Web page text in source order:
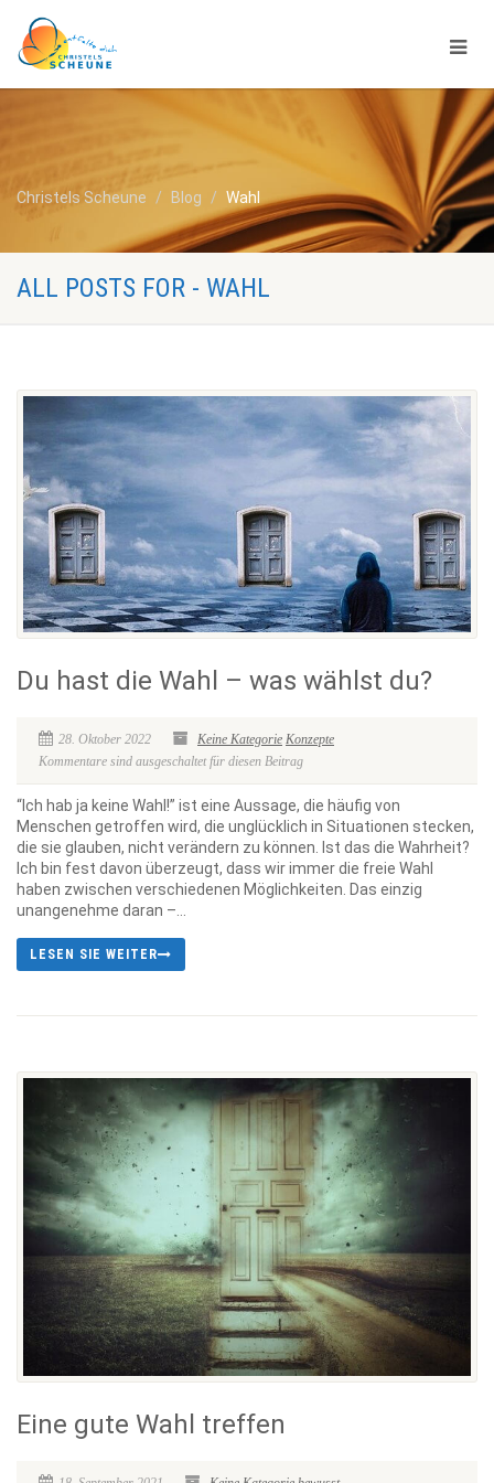
Christels Scheune Blog Wahl
ALL POSTS FOR - WAHL
Du hast die Wahl – was wählst du?
28. Oktober 2022 Keine Kategorie Konzepte
Kommentare sind ausgeschaltet für diesen Beitrag
“Ich hab ja keine Wahl!” ist eine Aussage, die häufig von
Menschen getroffen wird, die unglücklich in Situationen stecken,
die sie glauben, nicht verändern zu können. Ist das die Wahrheit?
Ich bin fest davon überzeugt, dass wir immer die freie Wahl
haben zwischen verschiedenen Möglichkeiten. Das einzig
unangenehme daran –...
LESEN SIE WEITER
Eine gute Wahl treffen